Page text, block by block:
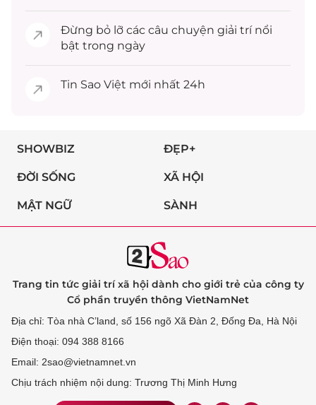
Đừng bỏ lỡ các câu chuyện giải trínổi
bật trong ngày
Tin Sao Việt mới nhất 24h
SHOWBIZ ĐẸP+
ĐỜI SỐNG XÃ HỘI
MẬT NGỮ SÀNH
Trang tin tức giải trí xã hội dành cho giới trẻ của công ty
Cổ phần truyền thông VietNamNet
Địa chỉ: Tòa nhà C’land, số 156 ngõ Xã Đàn 2, Đống Đa, Hà Nội
Điện thoại: 094 388 8166
Email: 2sao@vietnamnet.vn
Chịu trách nhiệm nội dung: Trương Thị Minh Hưng